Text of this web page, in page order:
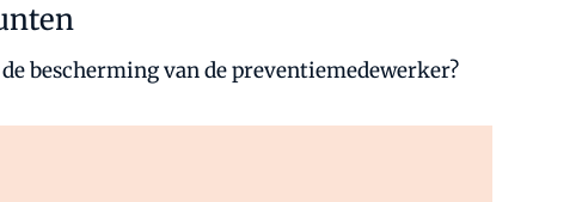
bescherming van de preventiemedewerker?